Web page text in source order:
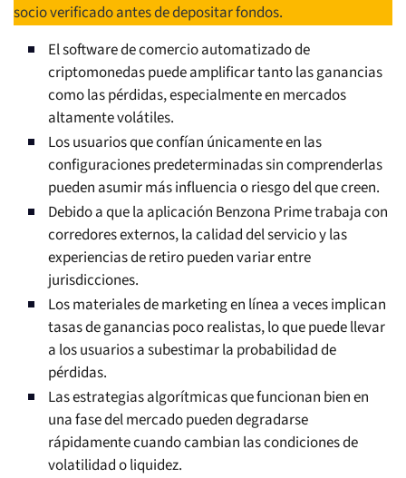
socio verificado antes de depositar fondos.
El software de comercio automatizado de
criptomonedas puede amplificar tanto las ganancias
como las pérdidas, especialmente en mercados
altamente volátiles.
Los usuarios que confían únicamente en las
configuraciones predeterminadas sin comprenderlas
pueden asumir más influencia o riesgo del que creen.
Debido a que la aplicación Benzona Prime trabaja con
corredores externos, la calidad del servicio y las
experiencias de retiro pueden variar entre
jurisdicciones.
Los materiales de marketing en línea a veces implican
tasas de ganancias poco realistas, lo que puede llevar
a los usuarios a subestimar la probabilidad de
pérdidas.
Las estrategias algorítmicas que funcionan bien en
una fase del mercado pueden degradarse
rápidamente cuando cambian las condiciones de
volatilidad o liquidez.